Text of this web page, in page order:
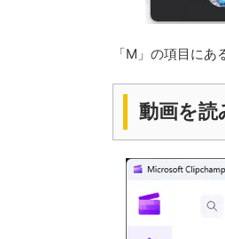
「M」の項目に
動画を読